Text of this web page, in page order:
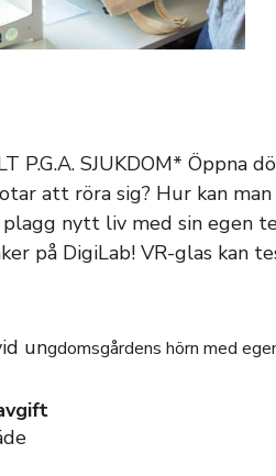
P.G.A. SJUKDOM* Öppna
att röra sig? Hur kan
nytt liv med sin egen
på DigiLab! VR-glas kan
ungdomsgårdens hörn med